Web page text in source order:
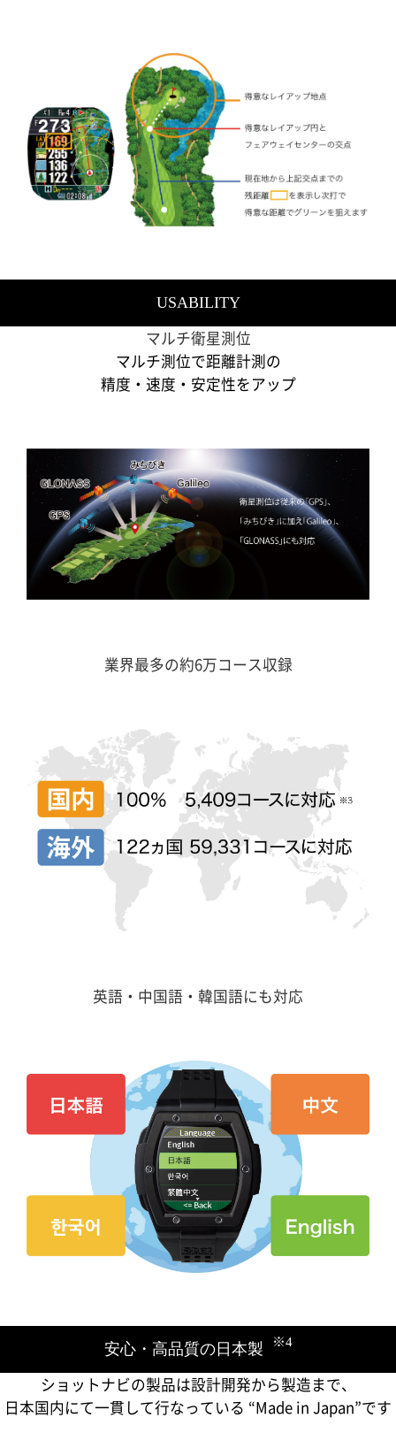
USABILITY
マルチ衛星測位
マルチ測位で距離計測の
精度・速度・安定性をアップ
業界最多の約6万コース収録
英語・中国語・韓国語にも対応
安心・高品質の日本製 ※4
ショットナビの製品は​設計開発から製造まで、
日本国内にて一貫して行なっている ​“Made in Japan”です